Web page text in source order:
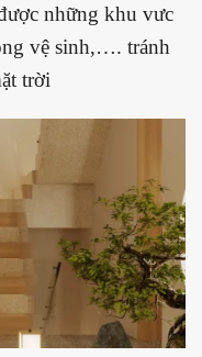
những khu vưc
vệ sinh,…. tránh
trời